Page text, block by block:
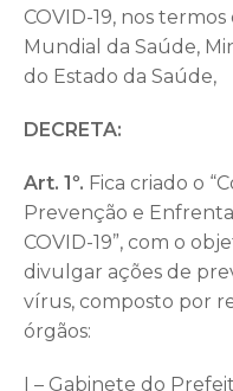
COVID-19, nos
Mundial da Saúde,
do Estado da Saúde,
DECRETA:
Art. 1º. Fica criado o
Prevenção e
COVID-19”, com o
divulgar ações de
vírus, composto por
órgãos:
I – Gabinete do